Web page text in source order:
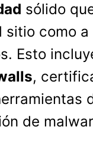
sólido
sitio como a
Esto
,
de